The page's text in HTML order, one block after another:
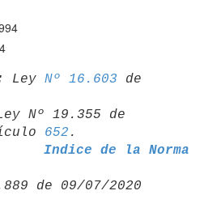
Ley Nº 16.603 de
Nº 19.355 de
652
Indice de la Norma
de 09/07/2020